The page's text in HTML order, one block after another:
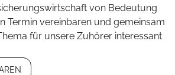
von Bedeutung
Termin vereinbaren und gemeinsam
für unsere Zuhörer interessant